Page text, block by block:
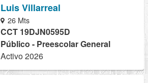
Luis Villarreal
26 Mts
CCT 19DJN0595D
Público - Preescolar General
Activo 2026